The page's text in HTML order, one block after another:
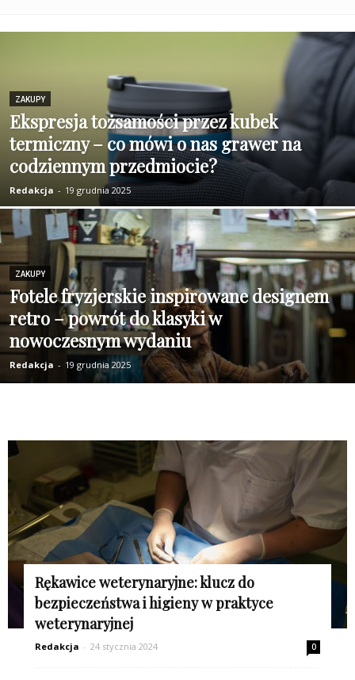
ZAKUPY
Ekspresja tożsamości przez kubek
termiczny – co mówi o nas grawer na
codziennym przedmiocie?
Redakcja - 19 grudnia 2025
ZAKUPY
Fotele fryzjerskie inspirowane designem
retro – powrót do klasyki w
nowoczesnym wydaniu
Redakcja - 19 grudnia 2025
Rękawice weterynaryjne: klucz do
bezpieczeństwa i higieny w praktyce
weterynaryjnej
Redakcja - 24 stycznia 2024 0